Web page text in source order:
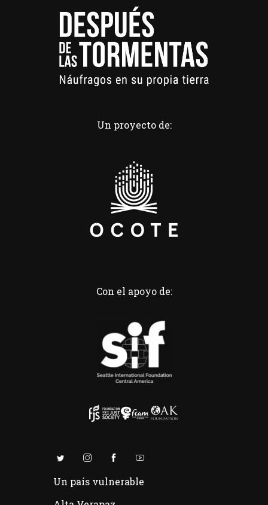
Un proyecto de:
Con el apoyo de:
Un país vulnerable